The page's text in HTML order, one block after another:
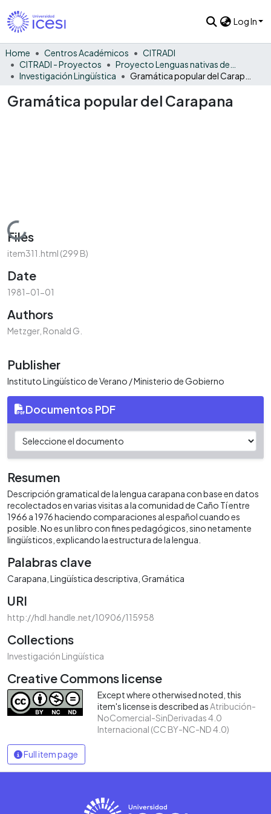
Log In
Home Centros Académicos
CITRADI
CITRADI - Proyectos
Investigación Lingüística
Gramática popular del Carapana
Loading...
Files
item311.html (299 B)
Date
1981-01-01
Authors
Metzger, Ronald G.
Publisher
Instituto Lingüístico de Verano / Ministerio de Gobierno
Documentos PDF
Resumen
Descripción gramatical de la lengua carapana con base en datos
recolectados en varias visitas a la comunidad de Caño Tí entre
1966 a 1976 haciendo comparaciones al español cuando es
posible. No es un libro con fines pedagógicos, sino netamente
lingüísticos, explicando la estructura de la lengua.
Palabras clave
Carapana Lingüística descriptiva Gramática
URI
http://hdl.handle.net/10906/115958
Collections
Investigación Lingüística
Creative Commons license
Except where otherwised noted, this
item's license is described asAtribución-
NoComercial-SinDerivadas 4.0
Internacional (CC BY-NC-ND 4.0)
Full item page